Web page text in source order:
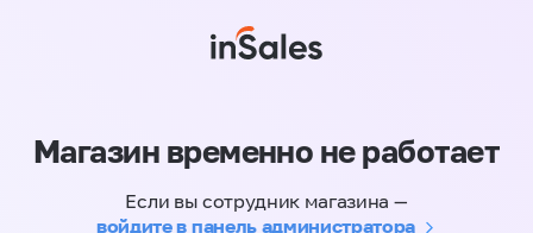
Магазин временно не работает
Если вы сотрудник магазина —
войдите в панель администратора